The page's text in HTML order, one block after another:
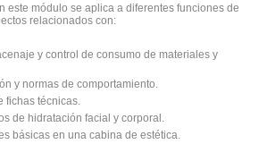
este módulo se aplica a diferentes funciones de
relacionados con:
y control de consumo de materiales y
y normas de comportamiento.
fichas técnicas.
de hidratación facial y corporal.
básicas en una cabina de estética.